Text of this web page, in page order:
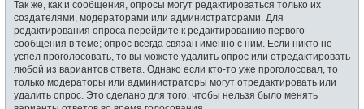
Так же, как и сообщения, опросы могут редактироваться только их
создателями, модераторами или администраторами. Для
редактирования опроса перейдите к редактированию первого
сообщения в теме; опрос всегда связан именно с ним. Если никто не
успел проголосовать, то вы можете удалить опрос или отредактировать
любой из вариантов ответа. Однако если кто-то уже проголосовал, то
только модераторы или администраторы могут отредактировать или
удалить опрос. Это сделано для того, чтобы нельзя было менять